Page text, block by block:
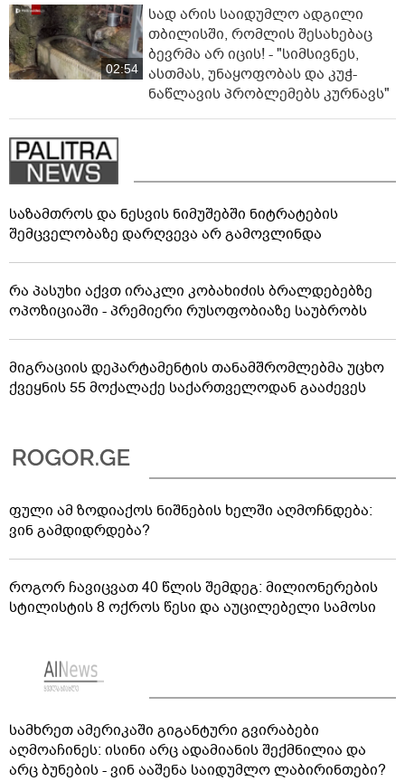
02:54
სად არის საიდუმლო ადგილი
თბილისში, რომლის შესახებაც
ბევრმა არ იცის! - "სიმსივნეს,
ასთმას, უნაყოფობას და კუჭ-
ნაწლავის პრობლემებს კურნავს"
საზამთროს და ნესვის ნიმუშებში ნიტრატების
შემცველობაზე დარღვევა არ გამოვლინდა
რა პასუხი აქვთ ირაკლი კობახიძის ბრალდებებზე
ოპოზიციაში - პრემიერი რუსოფობიაზე საუბრობს
მიგრაციის დეპარტამენტის თანამშრომლებმა უცხო
ქვეყნის 55 მოქალაქე საქართველოდან გააძევეს
ფული ამ ზოდიაქოს ნიშნების ხელში აღმოჩნდება:
ვინ გამდიდრდება?
როგორ ჩავიცვათ 40 წლის შემდეგ: მილიონერების
სტილისტის 8 ოქროს წესი და აუცილებელი სამოსი
სამხრეთ ამერიკაში გიგანტური გვირაბები
აღმოაჩინეს: ისინი არც ადამიანის შექმნილია და
არც ბუნების - ვინ ააშენა საიდუმლო ლაბირინთები?